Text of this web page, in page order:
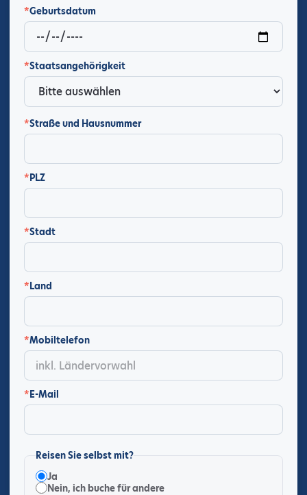
*Geburtsdatum
*Staatsangehörigkeit
*Straße und Hausnummer
*PLZ
*Stadt
*Land
*Mobiltelefon
*E-Mail
Reisen Sie selbst mit?
Ja
Nein, ich buche für andere